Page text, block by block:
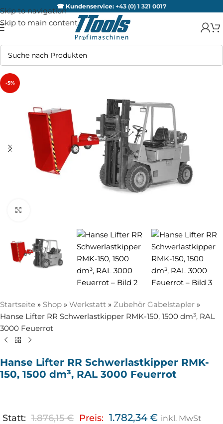
Skip to navigation
Skip to main content
☎ Kundenservice: +43 (0) 1 321 0017
-5%
Startseite » Shop » Werkstatt » Zubehör Gabelstapler »
Hanse Lifter RR Schwerlastkipper RMK-150, 1500 dm³, RAL
3000 Feuerrot
Hanse Lifter RR Schwerlastkipper RMK-
150, 1500 dm³, RAL 3000 Feuerrot
Statt: 1.876,15€ Preis: 1.782,34€ inkl. MwSt